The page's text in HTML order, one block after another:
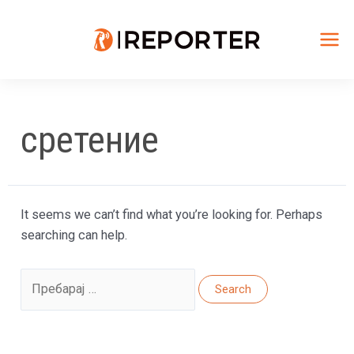
сретение
It seems we can’t find what you’re looking for. Perhaps
searching can help.